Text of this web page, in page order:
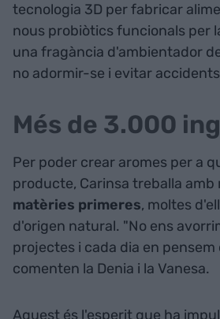
tecnologia 3D per fabricar
nous probiòtics funcionals per
una fragància d'ambientador
no adormir-se i evitar
Més de 3.000
Per poder crear aromes per a
producte, Carinsa treballa amb
matèries primeres, moltes
d'origen natural. "No ens
projectes i cada dia en pensem
comenten la Denia i la Vanesa.
Aquest és l'esperit que ha